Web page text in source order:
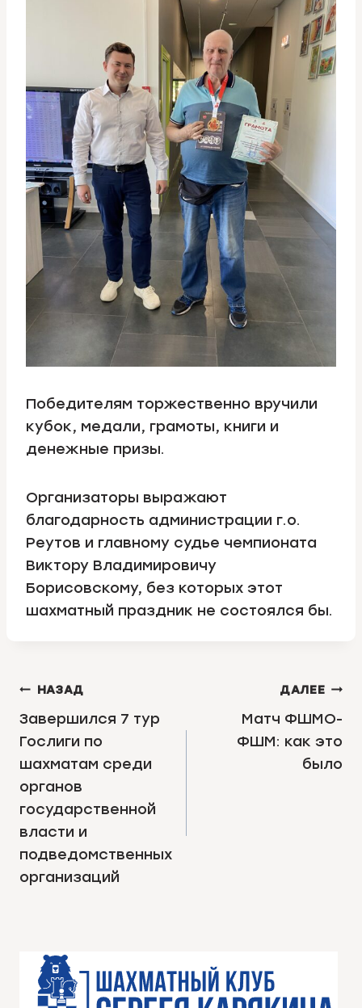
Победителям торжественно вручили
кубок, медали, грамоты, книги и
денежные призы.
Организаторы выражают
благодарность администрации г.о.
Реутов и главному судье чемпионата
Виктору Владимировичу
Борисовскому, без которых этот
шахматный праздник не состоялся бы.
НАВИГАЦИЯ
ПО
ЗАПИСЯМ
НАЗАД
Завершился 7 тур
Гослиги по
шахматам среди
органов
государственной
власти и
подведомственных
организаций
ДАЛЕЕ
Матч ФШМО-
ФШМ: как это
было